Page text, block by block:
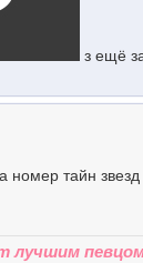
з ещё
номер тайн
певцом